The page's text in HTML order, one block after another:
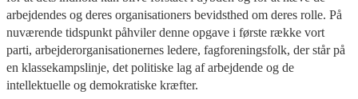
arbejdendes og deres organisationers bevidsthed om deres rolle. På
nuværende tidspunkt påhviler denne opgave i første række vort
parti, arbejderorganisationernes ledere, fagforeningsfolk, der står på
en klassekampslinje, det politiske lag af arbejdende og de
intellektuelle og demokratiske kræfter.